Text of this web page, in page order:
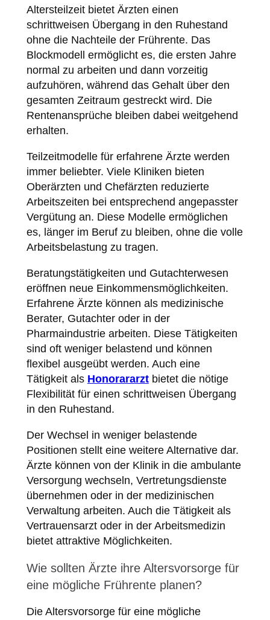
Altersteilzeit bietet Ärzten einen
schrittweisen Übergang in den Ruhestand
ohne die Nachteile der Frührente. Das
Blockmodell ermöglicht es, die ersten Jahre
normal zu arbeiten und dann vorzeitig
aufzuhören, während das Gehalt über den
gesamten Zeitraum gestreckt wird. Die
Rentenansprüche bleiben dabei weitgehend
erhalten.
Teilzeitmodelle für erfahrene Ärzte werden
immer beliebter. Viele Kliniken bieten
Oberärzten und Chefärzten reduzierte
Arbeitszeiten bei entsprechend angepasster
Vergütung an. Diese Modelle ermöglichen
es, länger im Beruf zu bleiben, ohne die volle
Arbeitsbelastung zu tragen.
Beratungstätigkeiten und Gutachterwesen
eröffnen neue Einkommensmöglichkeiten.
Erfahrene Ärzte können als medizinische
Berater, Gutachter oder in der
Pharmaindustrie arbeiten. Diese Tätigkeiten
sind oft weniger belastend und können
flexibel ausgeübt werden. Auch eine
Tätigkeit als Honorararztbietet die nötige
Flexibilität für einen schrittweisen Übergang
in den Ruhestand.
Der Wechsel in weniger belastende
Positionen stellt eine weitere Alternative dar.
Ärzte können von der Klinik in die ambulante
Versorgung wechseln, Vertretungsdienste
übernehmen oder in der medizinischen
Verwaltung arbeiten. Auch die Tätigkeit als
Vertrauensarzt oder in der Arbeitsmedizin
bietet attraktive Möglichkeiten.
Wie sollten Ärzte ihre Altersvorsorge für
eine mögliche Frührente planen?
Die Altersvorsorge für eine mögliche